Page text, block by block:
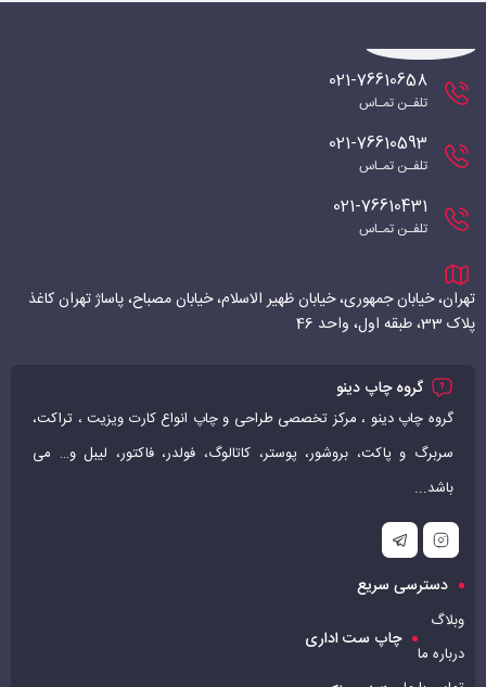
021-76610658
تلفـن تمـاس
021-76610593
تلفـن تمـاس
021-76610431
تلفـن تمـاس
تهران، خیابان جمهوری، خیابان ظهیر الاسلام، خیابان مصباح، پاساژ تهران کاغذ
پلاک 33، طبقه اول، واحد 46
گروه چاپ دینو
گروه چاپ دینو ، مرکز تخصصی طراحی و چاپ انواع کارت ویزیت ، تراکت،
سربرگ و پاکت، بروشور، پوستر، کاتالوگ، فولدر، فاکتور، لیبل و… می
باشد...
دسترسی سریع
وبلاگ
درباره ما
چاپ ست اداری